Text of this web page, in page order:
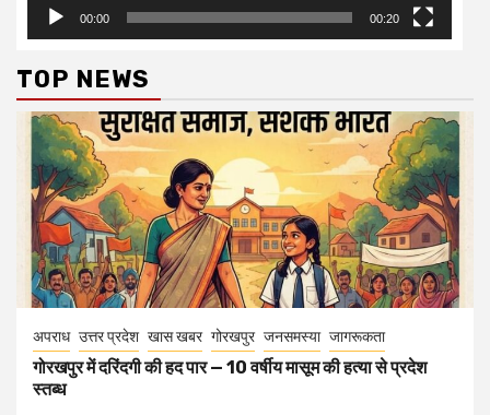
00:00 00:20
TOP NEWS
अपराध उत्तर प्रदेश खास खबर गोरखपुर जनसमस्या जागरूकता
गोरखपुर में दरिंदगी की हद पार — 10 वर्षीय मासूम की हत्या से प्रदेश
स्तब्ध